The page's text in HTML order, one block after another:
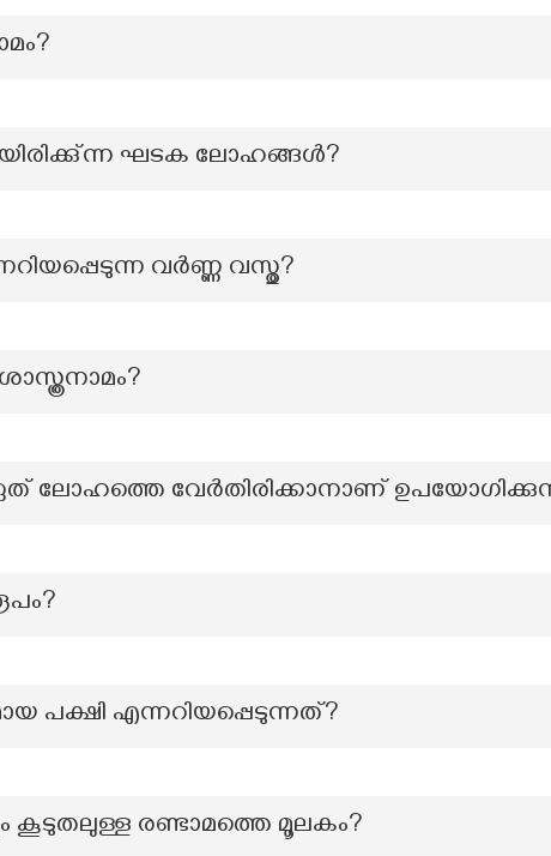
ഘടക ലോഹങ്ങള്‍?
വർണ്ണ വസ്തു?
ലോഹത്തെ വേർതിരിക്കാനാണ്
പക്ഷി എന്നറിയപ്പെടുന്നത്?
കൂടുതലുള്ള രണ്ടാമത്തെ മൂലകം?